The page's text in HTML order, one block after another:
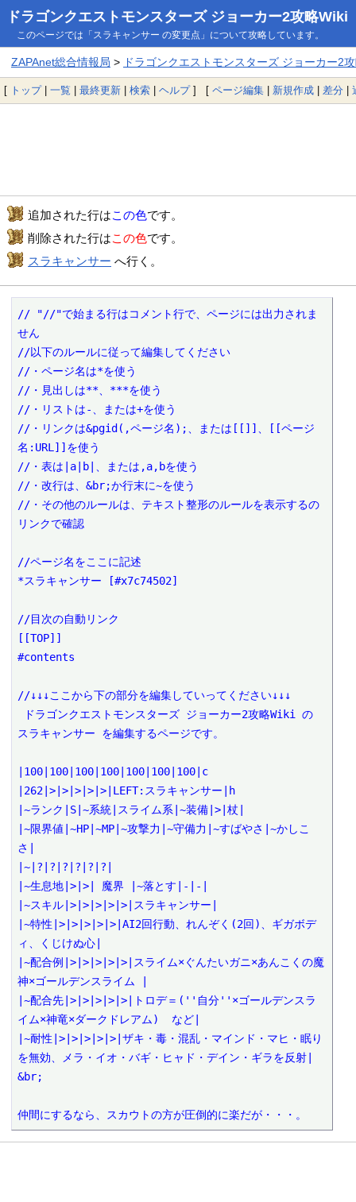
ドラゴンクエストモンスターズ ジョーカー2攻略Wiki
このページでは「スラキャンサー の変更点」について攻略しています。
ZAPAnet総合情報局 > ドラゴンクエストモンスターズ ジョーカー2
[ トップ| 一覧 | 最終更新 | 検索 | ヘルプ] [ ページ編集 | 新規作成 | 差分 |
追加された行はこの色です。
削除された行はこの色です。
スラキャンサー へ行く。
// "//"で始まる行はコメント行で、ページには出力されま
せん
//以下のルールに従って編集してください
//・ページ名は*を使う
//・見出しは**、***を使う
//・リストは-、または+を使う
//・リンクは&pgid(,ページ名);、または[[]]、[[ページ
名:URL]]を使う
//・表は|a|b|、または,a,bを使う
//・改行は、&br;か行末に~を使う
//・その他のルールは、テキスト整形のルールを表示するの
リンクで確認
//ページ名をここに記述
*スラキャンサー [#x7c74502]
//目次の自動リンク
[[TOP]]
#contents
//↓↓↓ここから下の部分を編集していってください↓↓↓
スラキャンサー を編集するページです。
|100|100|100|100|100|100|100|c
|262|>|>|>|>|>|LEFT:スラキャンサー|h
|~ランク|S|~系統|スライム系|~装備|>|杖|
|~限界値|~HP|~MP|~攻撃力|~守備力|~すばやさ|~かしこ
さ|
|~|?|?|?|?|?|?|
|~生息地|>|>| 魔界 |~落とす|-|-|
|~スキル|>|>|>|>|>|スラキャンサー|
|~特性|>|>|>|>|>|AI2回行動、れんぞく(2回)、ギガボデ
ィ、くじけぬ心|
|~配合例|>|>|>|>|>|スライム×ぐんたいガニ×あんこくの魔
神×ゴールデンスライム |
|~配合先|>|>|>|>|>|トロデ＝(''自分''×ゴールデンスラ
イム×神竜×ダークドレアム)  など|
|~耐性|>|>|>|>|>|ザキ・毒・混乱・マインド・マヒ・眠り
を無効、メラ・イオ・バギ・ヒャド・デイン・ギラを反射|
&br;
仲間にするなら、スカウトの方が圧倒的に楽だが・・・。